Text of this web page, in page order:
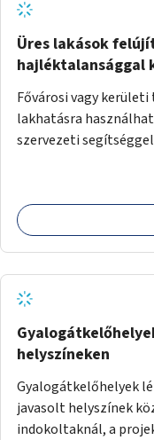
Üres lakások
hajléktalansággal
Fővárosi vagy
lakhatásra
szervezeti
helyszíneken
Gyalogátkelőhelyek
javasolt helyszínek
indokoltaknál, a